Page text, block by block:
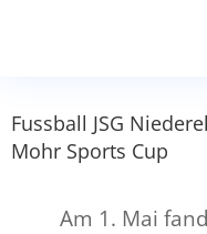
Fussball JSG
Mohr Sports Cup
Am 1. Mai